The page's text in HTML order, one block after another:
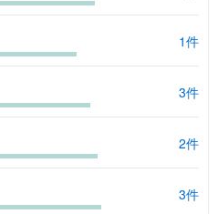
1件
3件
2件
3件